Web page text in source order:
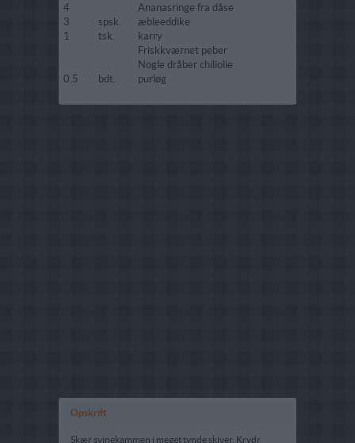
4
Ananasringe fra dåse
3
spsk.
æbleeddike
1
tsk.
karry
Friskkværnet peber
Nogle dråber chiliolie
0.5
bdt. purløg
Opskrift
Skær svinekammen i meget tynde skiver. Krydr